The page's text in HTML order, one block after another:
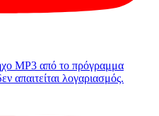
MP3 από το πρόγραμμα
απαιτείται λογαριασμός.